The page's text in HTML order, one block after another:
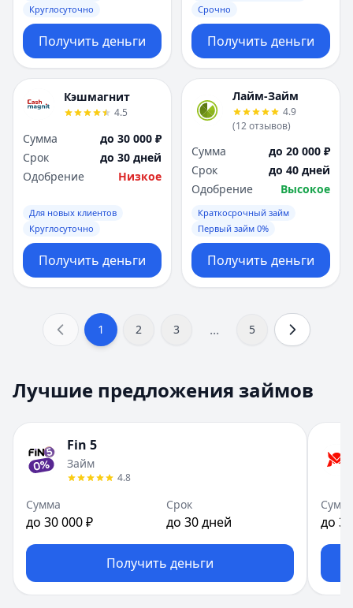
Круглосуточно
Получить деньги
Срочно
Получить деньги
Кэшмагнит
4.5
Сумма
до 30 000 ₽
Срок
до 30 дней
Одобрение
Низкое
Для новых клиентов
Круглосуточно
Получить деньги
Лайм-Займ
4.9
(12отзывов)
Сумма
до 20 000 ₽
Срок
до 40 дней
Одобрение
Высокое
Краткосрочный займ
Первый займ 0%
Получить деньги
1 2 3 ... 5
Лучшие предложения займов
Fin 5
Займ
4.8
Сумма
до 30 000 ₽
Срок
до 30 дней
Получить деньги
до